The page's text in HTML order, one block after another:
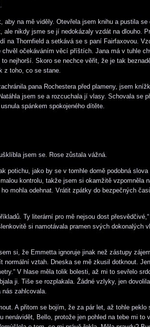
na mě viděly. Otevřela jsem knihu a pustila se
ale nikdy jsme se jí nedokázaly vzdát na dlouho.
na Thornfield a setkává se s paní Fairfaxovou.
očekáváním věcí příštích. Jana má v tuhle
nejhorší. Skoro se nechce věřit, že je tak
z toho, co se stane.
pana Rochestera před plameny, jsem
jsem se a rozcuchala jí vlasy. Schovala se
spánkem spokojeného dítěte.
jsem se. Rose zůstala vážná.
potichu, jako by se v tomhle domě podobná
kontrolu, takže jsem si okamžitě vzpomněla
mohla odehnat. Vrátit zpátky do bezpečných
Ty literární pro mě nejsou dost
si namotávala pramen svých dokonalých
si, že Emmetta ignoruje jinak než zástupy
normální vztah. Dneska se mě zkusil dotknout.
V hlase měla tolik bolesti, až mi to sevřelo
ji. Tiše se rozplakala. Žádné vzlyky, jen
zahlcovala.
A přitom se bojím, že za pár let, až tohle peklo
nenávidět, Bello, protože jen pohled na tebe mi to